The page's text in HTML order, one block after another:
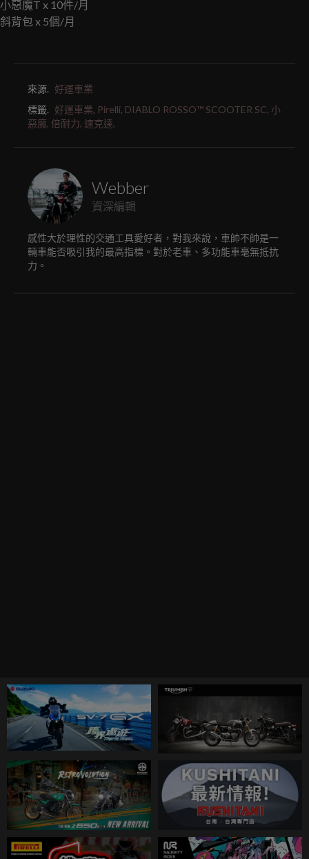
小惡魔T x 10件/月
斜背包 x 5個/月
來源. 好運車業
標籤. 好運車業, Pirelli, DIABLO ROSSO™ SCOOTER SC, 小
惡魔, 倍耐力, 速克達,
Webber
資深編輯
感性大於理性的交通工具愛好者，對我來說，車帥不帥是一
輛車能否吸引我的最高指標。對於老車、多功能車毫無抵抗
力。